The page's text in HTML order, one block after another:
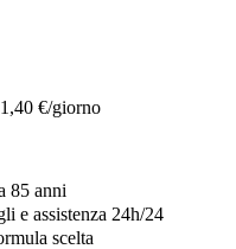
€/giorno
85 anni
e assistenza 24h/24
scelta